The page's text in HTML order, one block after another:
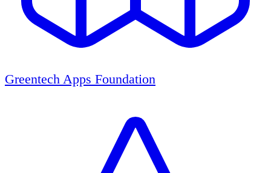
Greentech Apps Foundation